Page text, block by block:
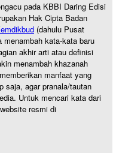
pada KBBI Daring Edisi
Hak Cipta Badan
(dahulu Pusat
menambah kata-kata baru
akhir arti atau definisi
menambah khazanah
manfaat yang
saja, agar pranala/tautan
Untuk mencari kata dari
resmi di